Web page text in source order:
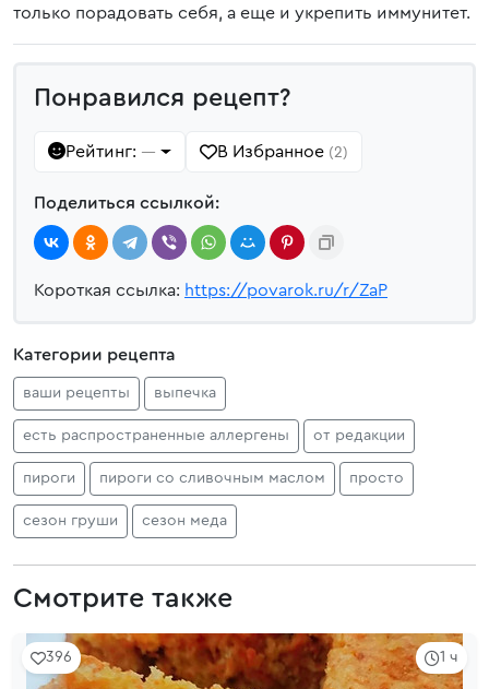
только порадовать себя, а еще и укрепить иммунитет.
Понравился рецепт?
Рейтинг: — В Избранное (2)
Поделиться ссылкой:
Короткая ссылка: https://povarok.ru/r/ZaP
Категории рецепта
ваши рецепты выпечка
есть распространенные аллергены от редакции
пироги пироги со сливочным маслом просто
сезон груши сезон меда
Смотрите также
1 ч
396